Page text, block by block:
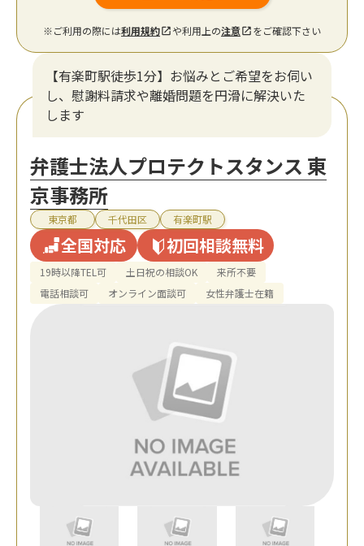
※ご利用の際には利用規約 や利用上の注意 をご確認下さい
【有楽町駅徒歩1分】お悩みとご希望をお伺い
し、慰謝料請求や離婚問題を円滑に解決いた
します
弁護士法人プロテクトスタンス 東
京事務所
東京都 千代田区 有楽町駅
全国対応 初回相談無料
19時以降TEL可 土日祝の相談OK
来所不要
電話相談可
オンライン面談可 女性弁護士在籍